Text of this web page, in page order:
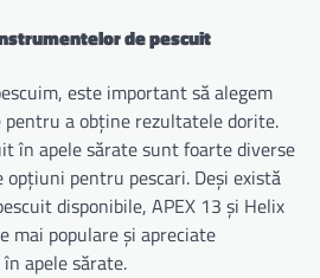
de pescuit
este important să alegem
a obține rezultatele dorite.
în apele sărate sunt foarte diverse
opțiuni pentru pescari. Deși există
disponibile, APEX 13 și Helix
mai populare și apreciate
apele sărate.